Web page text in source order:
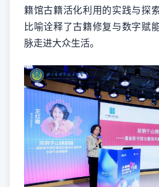
籍馆古籍活化利用的实践与探
比喻诠释了古籍修复与数字赋
脉走进大众生活。